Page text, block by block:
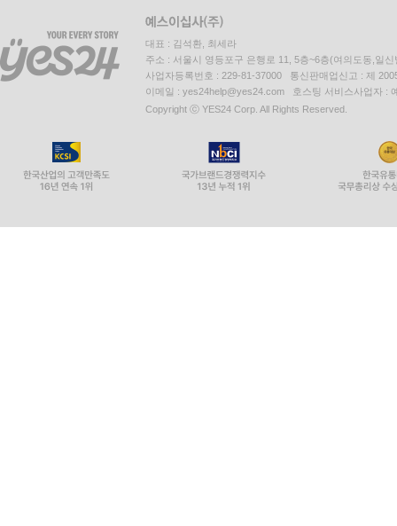
대표 : 김석환, 최세라
주소 : 서울시 영등포구 은행로 11, 5층~6층(여의도동,일신
사업자등록번호 : 229-81-37000 통신판매업신고 : 제
이메일 : yes24help@yes24.com 호스팅 서비스사업자 :
Copyright ⓒ YES24 Corp. All Rights Reserved.